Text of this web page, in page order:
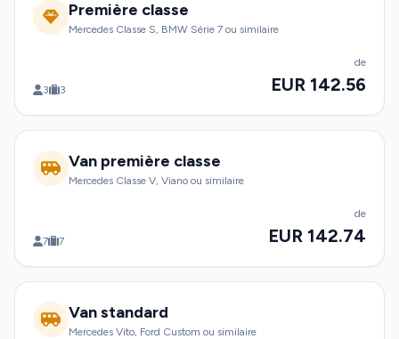
Première classe
Mercedes Classe S, BMW Série 7 ou similaire
3 3
de
EUR 142.56
Van première classe
Mercedes Classe V, Viano ou similaire
7 7
de
EUR 142.74
Van standard
Mercedes Vito, Ford Custom ou similaire